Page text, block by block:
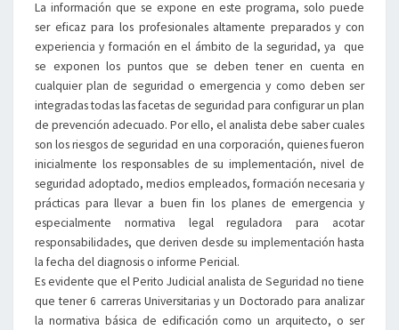
La información que se expone en este programa, solo puede
ser eficaz para los profesionales altamente preparados y con
experiencia y formación en el ámbito de la seguridad, ya que
se exponen los puntos que se deben tener en cuenta en
cualquier plan de seguridad o emergencia y como deben ser
integradas todas las facetas de seguridad para configurar un plan
de prevención adecuado. Por ello, el analista debe saber cuales
son los riesgos de seguridad en una corporación, quienes fueron
inicialmente los responsables de su implementación, nivel de
seguridad adoptado, medios empleados, formación necesaria y
prácticas para llevar a buen fin los planes de emergencia y
especialmente normativa legal reguladora para acotar
responsabilidades, que deriven desde su implementación hasta
la fecha del diagnosis o informe Pericial.
Es evidente que el Perito Judicial analista de Seguridad no tiene
que tener 6 carreras Universitarias y un Doctorado para analizar
la normativa básica de edificación como un arquitecto, o ser